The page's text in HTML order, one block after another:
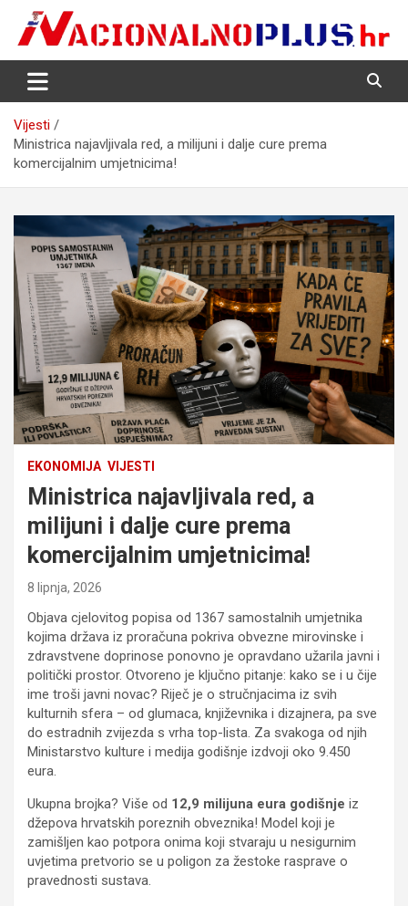
content
NacionalnoPlus.hr
Nacija želi znati više
Vijesti
Ministrica najavljivala red, a milijuni i dalje cure prema
komercijalnim umjetnicima!
EKONOMIJA VIJESTI
Ministrica najavljivala red, a
milijuni i dalje cure prema
komercijalnim umjetnicima!
8 lipnja, 2026
Objava cjelovitog popisa od 1367 samostalnih umjetnika
kojima država iz proračuna pokriva obvezne mirovinske i
zdravstvene doprinose ponovno je opravdano užarila javni i
politički prostor. Otvoreno je ključno pitanje: kako se i u čije
ime troši javni novac? Riječ je o stručnjacima iz svih
kulturnih sfera – od glumaca, književnika i dizajnera, pa sve
do estradnih zvijezda s vrha top-lista. Za svakoga od njih
Ministarstvo kulture i medija godišnje izdvoji oko 9.450
eura.
Ukupna brojka? Više od 12,9 milijuna eura godišnje iz
džepova hrvatskih poreznih obveznika! Model koji je
zamišljen kao potpora onima koji stvaraju u nesigurnim
uvjetima pretvorio se u poligon za žestoke rasprave o
pravednosti sustava.